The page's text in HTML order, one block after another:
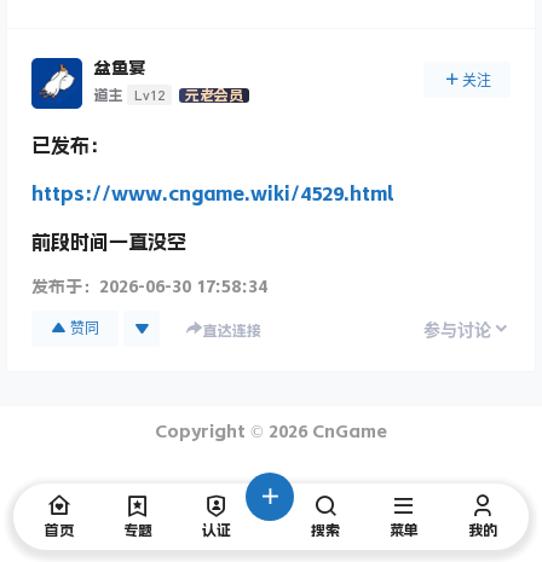
盆鱼宴
道主 Lv12 元老会员
关注
已发布：
https://www.cngame.wiki/4529.html
前段时间一直没空
发布于： 2026-06-30 17:58:34
赞同 直达连接 参与讨论
Copyright © 2026 CnGame
首页 专题 认证 搜索 菜单 我的